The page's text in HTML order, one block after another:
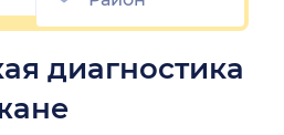
диагностика